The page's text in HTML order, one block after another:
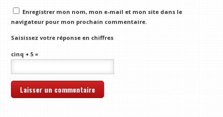
Enregistrer mon nom, mon e-mail et mon site dans le
navigateur pour mon prochain commentaire.
Saisissez votre réponse en chiffres
cinq + 5 =